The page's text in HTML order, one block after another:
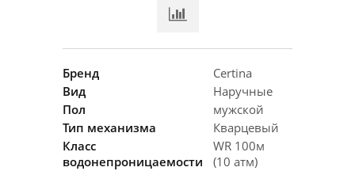
Бренд
Certina
Вид
Наручные
Пол
мужской
Тип механизма
Кварцевый
Класс
водонепроницаемости
WR 100м
(10 атм)